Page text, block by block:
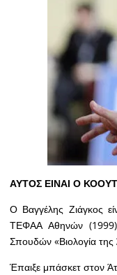
ΑΥΤΟΣ ΕΙΝΑΙ Ο
Ο Βαγγέλης Ζιάγκος
ΤΕΦΑΑ Αθηνών (1999)
Σπουδών «Βιολογία
Έπαιξε μπάσκετ στον